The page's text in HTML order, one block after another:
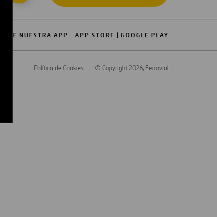
NUESTRA APP: APP STORE GOOGLE PLAY
Política de Cookies © Copyright 2026, Ferrovial